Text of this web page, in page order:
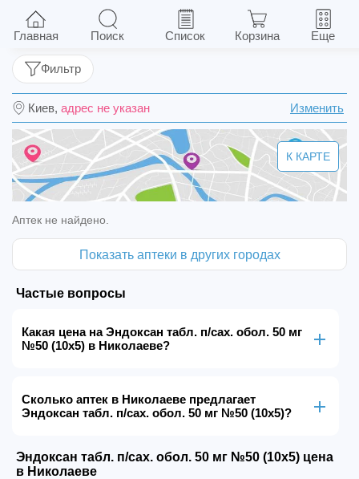
Эндоксан табл. п/сах. обол. 50 мг №50 (10х5)
Киев, адрес не указан Изменить
Фильтр
К КАРТЕ
Аптек не найдено.
Показать аптеки в других городах
Частые вопросы
Какая цена на Эндоксан табл. п/сах. обол. 50 мг
№50 (10х5) в Николаеве?
Сколько аптек в Николаеве предлагает
Эндоксан табл. п/сах. обол. 50 мг №50 (10х5)?
Эндоксан табл. п/сах. обол. 50 мг №50 (10х5) цена
в Николаеве
Главная Поиск Список Корзина Еще